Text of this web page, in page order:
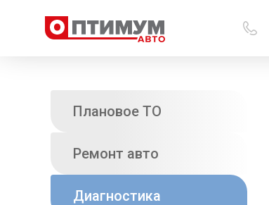
Плановое ТО
Ремонт авто
Диагностика